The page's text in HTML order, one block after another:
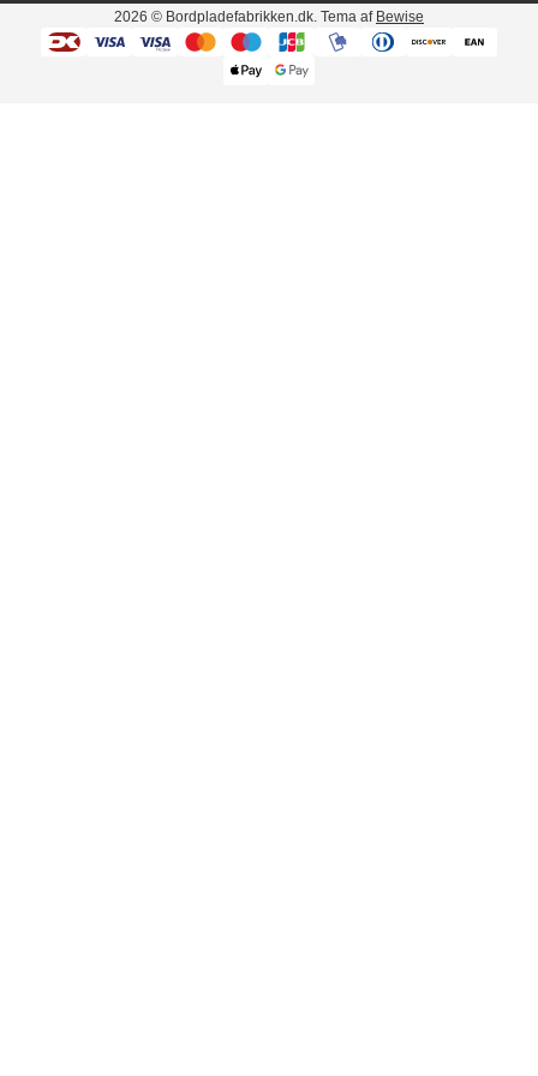
2026 © Bordpladefabrikken.dk. Tema af Bewise